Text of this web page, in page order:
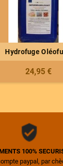
Hydrofuge
24,95 €
100%
paypal, par